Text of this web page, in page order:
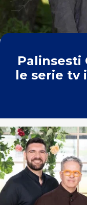
Palinsesti
le serie tv